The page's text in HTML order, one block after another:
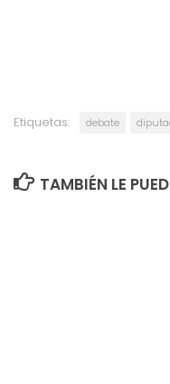
Etiquetas: debate
TAMBIÉN LE